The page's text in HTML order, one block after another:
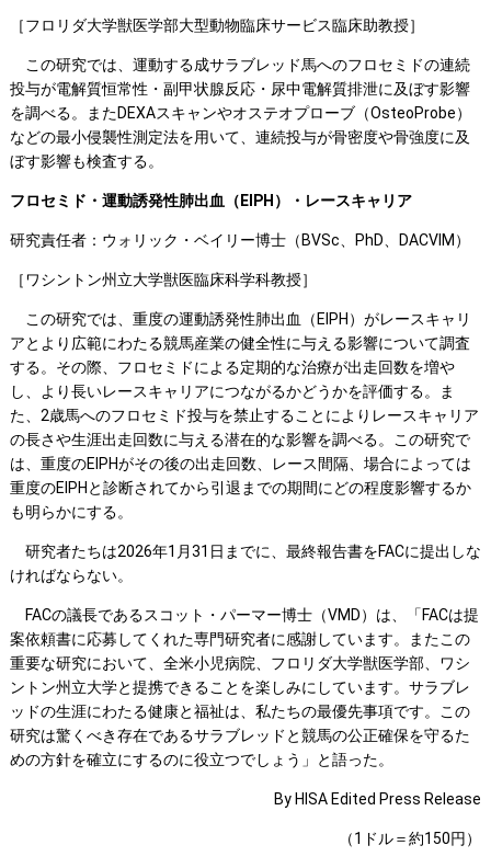
［フロリダ大学獣医学部大型動物臨床サービス臨床助教授］
この研究では、運動する成サラブレッド馬へのフロセミドの連続
投与が電解質恒常性・副甲状腺反応・尿中電解質排泄に及ぼす影響
を調べる。またDEXAスキャンやオステオプローブ（OsteoProbe）
などの最小侵襲性測定法を用いて、連続投与が骨密度や骨強度に及
ぼす影響も検査する。
フロセミド・運動誘発性肺出血（EIPH）・レースキャリア
研究責任者：ウォリック・ベイリー博士（BVSc、PhD、DACVIM）
［ワシントン州立大学獣医臨床科学科教授］
この研究では、重度の運動誘発性肺出血（EIPH）がレースキャリ
アとより広範にわたる競馬産業の健全性に与える影響について調査
する。その際、フロセミドによる定期的な治療が出走回数を増や
し、より長いレースキャリアにつながるかどうかを評価する。ま
た、2歳馬へのフロセミド投与を禁止することによりレースキャリア
の長さや生涯出走回数に与える潜在的な影響を調べる。この研究で
は、重度のEIPHがその後の出走回数、レース間隔、場合によっては
重度のEIPHと診断されてから引退までの期間にどの程度影響するか
も明らかにする。
研究者たちは2026年1月31日までに、最終報告書をFACに提出しな
ければならない。
FACの議長であるスコット・パーマー博士（VMD）は、「FACは提
案依頼書に応募してくれた専門研究者に感謝しています。またこの
重要な研究において、全米小児病院、フロリダ大学獣医学部、ワシ
ントン州立大学と提携できることを楽しみにしています。サラブレ
ッドの生涯にわたる健康と福祉は、私たちの最優先事項です。この
研究は驚くべき存在であるサラブレッドと競馬の公正確保を守るた
めの方針を確立にするのに役立つでしょう」と語った。
By HISA Edited Press Release
（1ドル＝約150円）